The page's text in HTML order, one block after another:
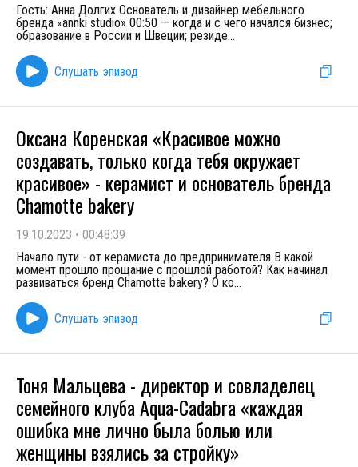
Гость: Анна Долгих Основатель и дизайнер мебельного
бренда «annki studio» 00:50 — когда и с чего начался бизнес;
образование в России и Швеции; резиде...
Слушать эпизод
Оксана Коренская «Красивое можно
создавать, только когда тебя окружает
красивое» - керамист и основатель бренда
Chamotte bakery
19.10.2023 • 00:48:39
Начало пути - от керамиста до предпринимателя В какой
момент прошло прощание с прошлой работой? Как начинал
развиваться бренд Chamotte bakery? О ко...
Слушать эпизод
Тоня Мальцева - директор и совладелец
семейного клуба Aqua-Cadabra «каждая
ошибка мне лично была болью или
женщины взялись за стройку»